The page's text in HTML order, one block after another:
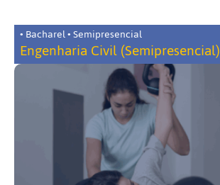
• Bacharel • Semipresencial
Engenharia Civil (Semipresencial)